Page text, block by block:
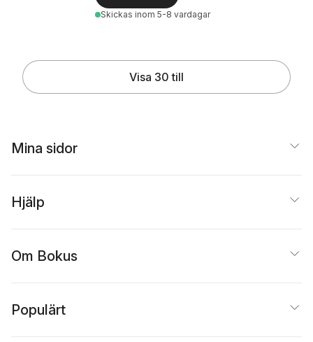
Skickas inom 5-8 vardagar
Visa 30 till
Mina sidor
Hjälp
Om Bokus
Populärt